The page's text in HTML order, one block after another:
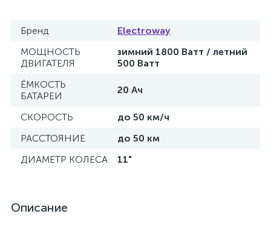
Бренд
Electroway
МОЩНОСТЬ
ДВИГАТЕЛЯ
зимний 1800 Ватт / летний
500 Ватт
ЁМКОСТЬ
БАТАРЕИ
20 Ач
СКОРОСТЬ
до 50 км/ч
РАССТОЯНИЕ
до 50 км
ДИАМЕТР КОЛЕСА
11"
Описание